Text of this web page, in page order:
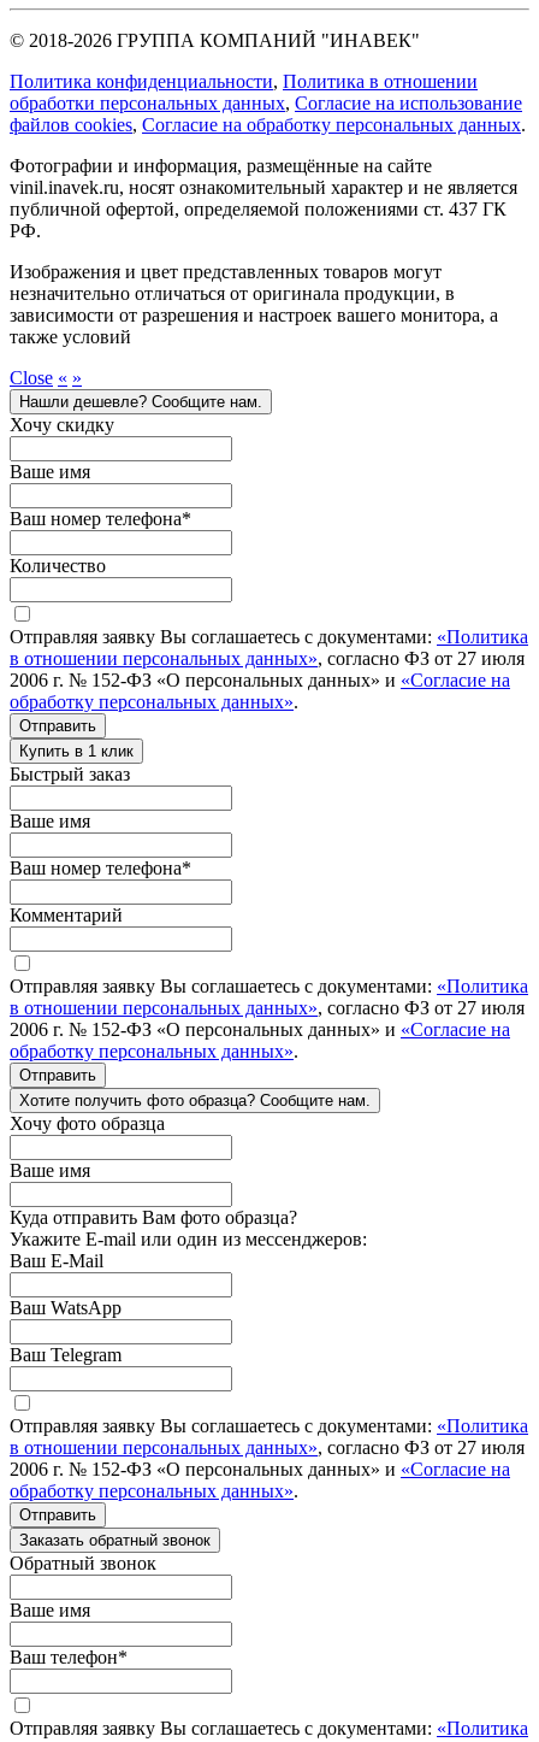
© 2018-2026 ГРУППА КОМПАНИЙ "ИНАВЕК"
Политика конфиденциальности, Политика в отношении
обработки персональных данных, Cогласие на использование
файлов cookies, Согласие на обработку персональных данных.
Фотографии и информация, размещённые на сайте
vinil.inavek.ru, носят ознакомительный характер и не является
публичной офертой, определяемой положениями ст. 437 ГК
РФ.
Изображения и цвет представленных товаров могут
незначительно отличаться от оригинала продукции, в
зависимости от разрешения и настроек вашего монитора, а
также условий
Close « »
Нашли дешевле? Сообщите нам.
Хочу скидку
Ваше имя
Ваш номер телефона*
Количество
Отправляя заявку Вы соглашаетесь с документами: «Политика
в отношении персональных данных», согласно ФЗ от 27 июля
2006 г. № 152-ФЗ «О персональных данных» и «Согласие на
обработку персональных данных».
Отправить
Купить в 1 клик
Быстрый заказ
Ваше имя
Ваш номер телефона*
Комментарий
Отправляя заявку Вы соглашаетесь с документами: «Политика
в отношении персональных данных», согласно ФЗ от 27 июля
2006 г. № 152-ФЗ «О персональных данных» и «Согласие на
обработку персональных данных».
Отправить
Хотите получить фото образца? Сообщите нам.
Хочу фото образца
Ваше имя
Куда отправить Вам фото образца?
Укажите E-mail или один из мессенджеров:
Ваш E-Mail
Ваш WatsApp
Ваш Telegram
Отправляя заявку Вы соглашаетесь с документами: «Политика
в отношении персональных данных», согласно ФЗ от 27 июля
2006 г. № 152-ФЗ «О персональных данных» и «Согласие на
обработку персональных данных».
Отправить
Заказать обратный звонок
Обратный звонок
Ваше имя
Ваш телефон*
Отправляя заявку Вы соглашаетесь с документами: «Политика